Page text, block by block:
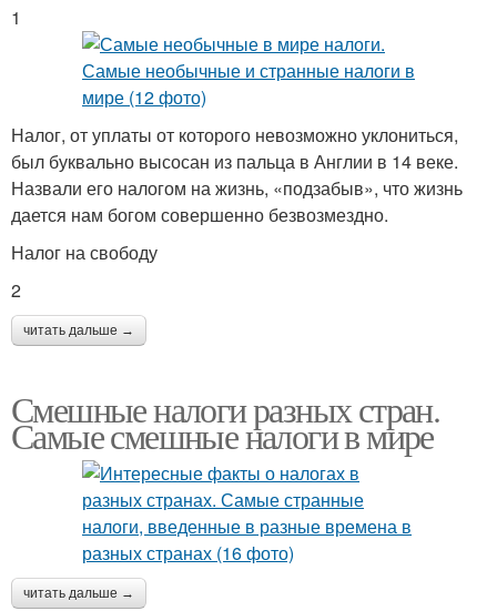
1
Налог, от уплаты от которого невозможно уклониться,
был буквально высосан из пальца в Англии в 14 веке.
Назвали его налогом на жизнь, «подзабыв», что жизнь
дается нам богом совершенно безвозмездно.
Налог на свободу
2
читать дальше →
Смешные налоги разных стран.
Самые смешные налоги в мире
читать дальше →